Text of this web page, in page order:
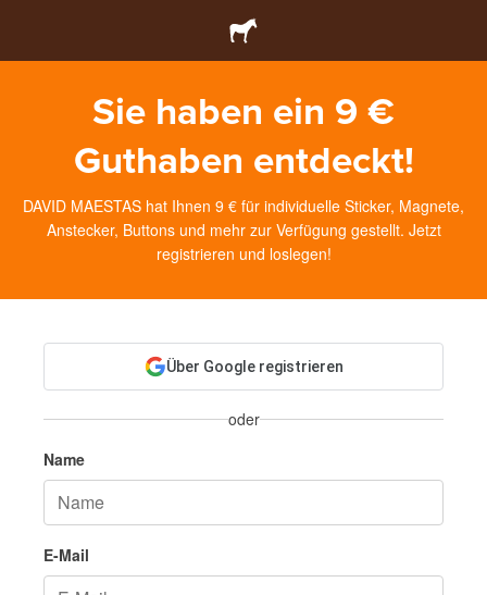
Sie haben ein 9 €
Guthaben entdeckt!
DAVID MAESTAS hat Ihnen 9 € für individuelle Sticker, Magnete,
Anstecker, Buttons und mehr zur Verfügung gestellt. Jetzt
registrieren und loslegen!
Über Google registrieren
oder
Name
E-Mail